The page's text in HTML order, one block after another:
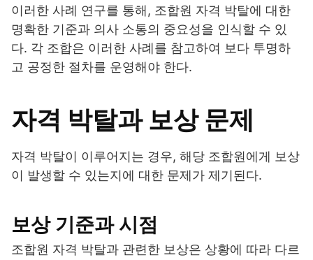
이러한 사례 연구를 통해, 조합원 자격 박탈에 대한
명확한 기준과 의사 소통의 중요성을 인식할 수 있
다. 각 조합은 이러한 사례를 참고하여 보다 투명하
고 공정한 절차를 운영해야 한다.
자격 박탈과 보상 문제
자격 박탈이 이루어지는 경우, 해당 조합원에게 보상
이 발생할 수 있는지에 대한 문제가 제기된다.
보상 기준과 시점
조합원 자격 박탈과 관련한 보상은 상황에 따라 다르